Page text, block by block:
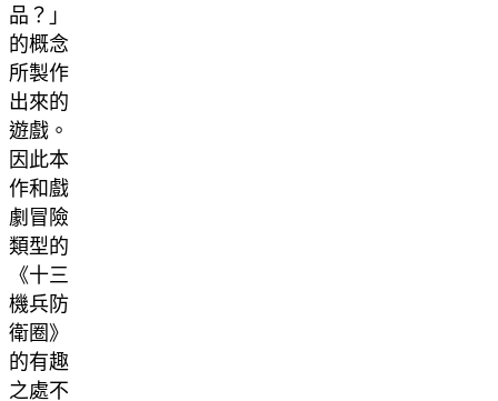
品？」
的概念
所製作
出來的
遊戲。
因此本
作和戲
劇冒險
類型的
《十三
機兵防
衛圈》
的有趣
之處不